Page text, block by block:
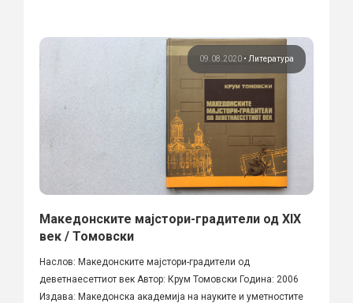
09.08.2020 • Литература
Македонските мајстори-градители од XIX
век / Томовски
Наслов: Македонските мајстори-градители од
деветнаесеттиот век Автор: Крум Томовски Година: 2006
Издава: Македонска академија на науките и уметностите